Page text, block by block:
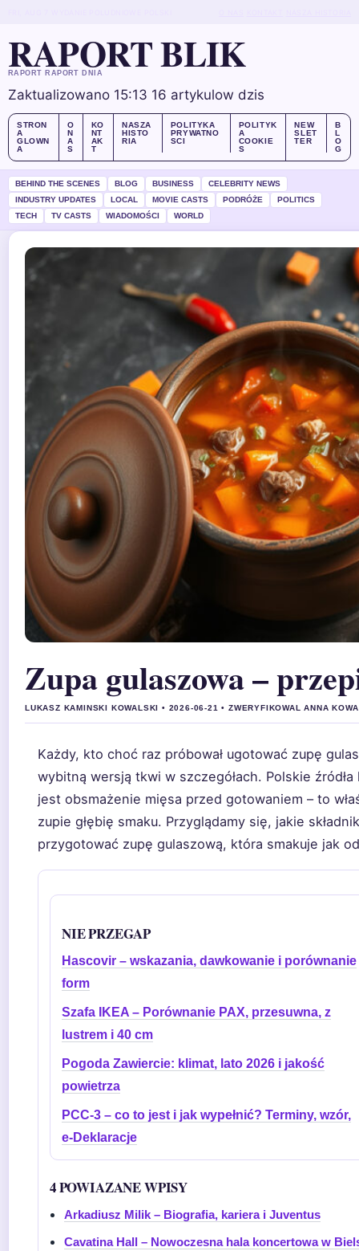
RAPORT BLIK
RAPORT RAPORT DNIA
Zaktualizowano 15:13 16 artykulow dzis
STRON
A
GLOWN
A
O
N
A
S
KO
NT
AK
T
NASZA
HISTO
RIA
POLITYKA
PRYWATNO
SCI
POLITYK
A
COOKIE
S
NEW
SLET
TER
B
L
O
G
BEHIND THE SCENES BLOG BUSINESS
CELEBRITY NEWS
INDUSTRY UPDATES
LOCAL MOVIE CASTS PODRÓŻE
POLITICS
TECH
TV CASTS WIADOMOŚCI WORLD
Zupa gulaszowa –
LUKASZ KAMINSKI KOWALSKI • 2026-06-21 • ZWERYFIKOWAL ANNA
Każdy, kto choć raz próbował ugotować zupę
wybitną wersją tkwi w szczegółach. Polskie
jest obsmażenie mięsa przed gotowaniem – to
zupie głębię smaku. Przyglądamy się, jakie
przygotować zupę gulaszową, która smakuje jak
NIE PRZEGAP
Hascovir – wskazania, dawkowanie i porównanie
form
Szafa IKEA – Porównanie PAX, przesuwna, z
lustrem i 40 cm
Pogoda Zawiercie: klimat, lato 2026 i jakość
powietrza
PCC-3 – co to jest i jak wypełnić? Terminy, wzór,
e-Deklaracje
4 POWIAZANE WPISY
Arkadiusz Milik – Biografia, kariera i Juventus
Cavatina Hall – Nowoczesna hala koncertowa w